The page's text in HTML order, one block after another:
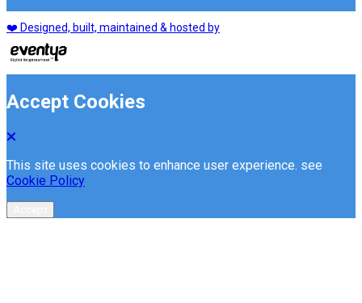
❤️ Designed, built, maintained & hosted by
Accept Cookies
This site uses cookies to enhance user experience. see
Cookie Policy